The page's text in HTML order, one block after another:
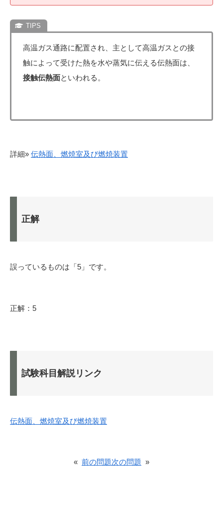
高温ガス通路に配置され、主として高温ガスとの接
触によって受けた熱を水や蒸気に伝える伝熱面は、
接触伝熱面といわれる。
詳細» 伝熱面、燃焼室及び燃焼装置
正解
誤っているものは「5」です。
正解：5
試験科目解説リンク
伝熱面、燃焼室及び燃焼装置
« 前の問題次の問題 »